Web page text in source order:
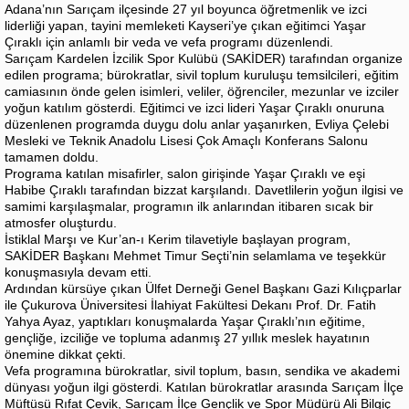
Adana’nın Sarıçam ilçesinde 27 yıl boyunca öğretmenlik ve izci
liderliği yapan, tayini memleketi Kayseri’ye çıkan eğitimci Yaşar
Çıraklı için anlamlı bir veda ve vefa programı düzenlendi.
Sarıçam Kardelen İzcilik Spor Kulübü (SAKİDER) tarafından organize
edilen programa; bürokratlar, sivil toplum kuruluşu temsilcileri, eğitim
camiasının önde gelen isimleri, veliler, öğrenciler, mezunlar ve izciler
yoğun katılım gösterdi. Eğitimci ve izci lideri Yaşar Çıraklı onuruna
düzenlenen programda duygu dolu anlar yaşanırken, Evliya Çelebi
Mesleki ve Teknik Anadolu Lisesi Çok Amaçlı Konferans Salonu
tamamen doldu.
Programa katılan misafirler, salon girişinde Yaşar Çıraklı ve eşi
Habibe Çıraklı tarafından bizzat karşılandı. Davetlilerin yoğun ilgisi ve
samimi karşılaşmalar, programın ilk anlarından itibaren sıcak bir
atmosfer oluşturdu.
İstiklal Marşı ve Kur’an-ı Kerim tilavetiyle başlayan program,
SAKİDER Başkanı Mehmet Timur Seçti’nin selamlama ve teşekkür
konuşmasıyla devam etti.
Ardından kürsüye çıkan Ülfet Derneği Genel Başkanı Gazi Kılıçparlar
ile Çukurova Üniversitesi İlahiyat Fakültesi Dekanı Prof. Dr. Fatih
Yahya Ayaz, yaptıkları konuşmalarda Yaşar Çıraklı’nın eğitime,
gençliğe, izciliğe ve topluma adanmış 27 yıllık meslek hayatının
önemine dikkat çekti.
Vefa programına bürokratlar, sivil toplum, basın, sendika ve akademi
dünyası yoğun ilgi gösterdi. Katılan bürokratlar arasında Sarıçam İlçe
Müftüsü Rıfat Çevik, Sarıçam İlçe Gençlik ve Spor Müdürü Ali Bilgiç